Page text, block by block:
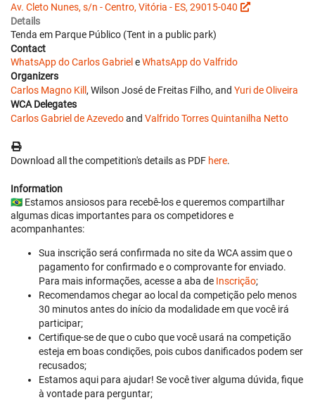
Av. Cleto Nunes, s/n - Centro, Vitória - ES, 29015-040
Details
Tenda em Parque Público (Tent in a public park)
Contact
WhatsApp do Carlos GabrieleWhatsApp do Valfrido
Organizers
Carlos Magno Kill, Wilson José de Freitas Filho, and Yuri de Oliveira
WCA Delegates
Carlos Gabriel de Azevedoand Valfrido Torres Quintanilha Netto
Download all the competition's details as PDF here.
Information
🇧🇷 Estamos ansiosos para recebê-los e queremos compartilhar
algumas dicas importantes para os competidores e
acompanhantes:
Sua inscrição será confirmada no site da WCA assim que o
pagamento for confirmado e o comprovante for enviado.
Para mais informações, acesse a aba de Inscrição;
Recomendamos chegar ao local da competição pelo menos
30 minutos antes do início da modalidade em que você irá
participar;
Certifique-se de que o cubo que você usará na competição
esteja em boas condições, pois cubos danificados podem ser
recusados;
Estamos aqui para ajudar! Se você tiver alguma dúvida, fique
à vontade para perguntar;